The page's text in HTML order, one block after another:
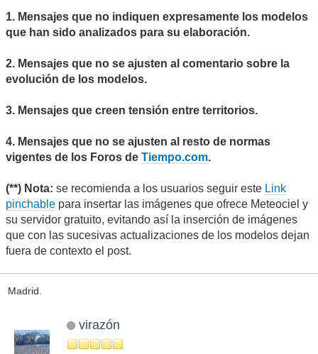
1. Mensajes que no indiquen expresamente los modelos
que han sido analizados para su elaboración.
2. Mensajes que no se ajusten al comentario sobre la
evolución de los modelos.
3. Mensajes que creen tensión entre territorios.
4. Mensajes que no se ajusten al resto de normas
vigentes de los Foros de Tiempo.com.
(**) Nota: se recomienda a los usuarios seguir este Link
pinchable para insertar las imágenes que ofrece Meteociel y
su servidor gratuito, evitando así la inserción de imágenes
que con las sucesivas actualizaciones de los modelos dejan
fuera de contexto el post.
Madrid.
virazón